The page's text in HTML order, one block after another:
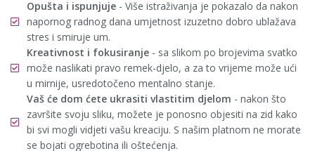
Opušta i ispunjuje- Više istraživanja je pokazalo da nakon
napornog radnog dana umjetnost izuzetno dobro ublažava
stres i smiruje um.
Kreativnost i fokusiranje- sa slikom po brojevima svatko
može naslikati pravo remek-djelo, a za to vrijeme može ući
u mirnije, usredotočeno mentalno stanje.
Vaš će dom ćete ukrasiti vlastitim djelom - nakon što
završite svoju sliku, možete je ponosno objesiti na zid kako
bi svi mogli vidjeti vašu kreaciju. S našim platnom ne morate
se bojati ogrebotina ili oštećenja.